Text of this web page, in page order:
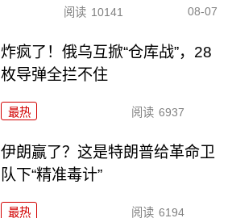
阅读 10141 08-07
炸疯了！俄乌互掀“仓库战”，28
枚导弹全拦不住
最热 阅读 6937
伊朗赢了？这是特朗普给革命卫
队下“精准毒计”
最热 阅读 6194